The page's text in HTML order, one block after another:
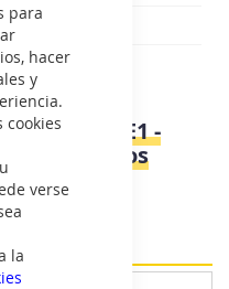
para
hacer
y
cookies
verse
la
del
E1 -
23 Litros